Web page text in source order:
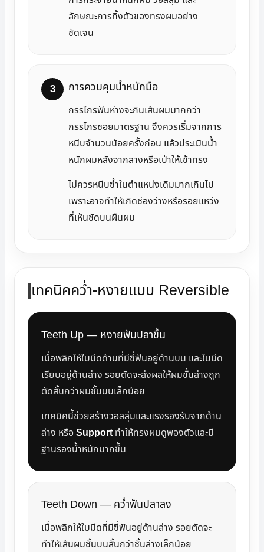
ลักษณะการทิ้งตัวของทรงผมอย่าง
ชัดเจน
การควบคุมน้ำหนักมือ
กรรไกรฟันห่างจะกินเส้นผมมากกว่า
กรรไกรซอยมาตรฐาน จึงควรเริ่มจากการ
หนีบจำนวนน้อยครั้งก่อน แล้วประเมินน้ำ
หนักผมหลังจากสางหรือเป่าให้เข้าทรง
ไม่ควรหนีบซ้ำในตำแหน่งเดิมมากเกินไป
เพราะอาจทำให้เกิดช่องว่างหรือรอยแหว่ง
ที่เห็นชัดบนผืนผม
เทคนิคคว่ำ-หงายแบบ Reversible
Teeth Up — หงายฟันปลาขึ้น
เมื่อพลิกให้ใบมีดด้านที่มีซี่ฟันอยู่ด้านบน และใบมีด
เรียบอยู่ด้านล่าง รอยตัดจะส่งผลให้ผมชั้นล่างถูก
ตัดสั้นกว่าผมชั้นบนเล็กน้อย
เทคนิคนี้ช่วยสร้างวอลลุ่มและแรงรองรับจากด้าน
ล่าง หรือSupportทำให้ทรงผมดูพองตัวและมี
ฐานรองน้ำหนักมากขึ้น
Teeth Down — คว่ำฟันปลาลง
เมื่อพลิกให้ใบมีดที่มีซี่ฟันอยู่ด้านล่าง รอยตัดจะ
ทำให้เส้นผมชั้นบนสั้นกว่าชั้นล่างเล็กน้อย